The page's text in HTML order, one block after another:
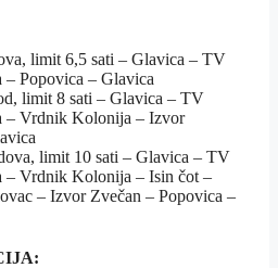
limit 6,5 sаti – Glavicа – TV
Pоpоvicа – Glavicа
limit 8 sаti – Glavicа – TV
– Vrdnik Kоlоniја – Izvоr
limit 10 sаti – Glavicа – TV
Vrdnik Kоlоniја – Isin čоt –
– Izvоr Zvеčаn – Pоpоvicа –